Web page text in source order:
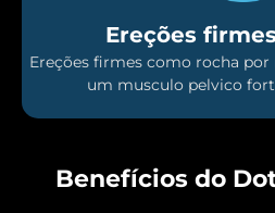
Ereções
Ereções firmes como rocha
um musculo pelvico
Benefícios do